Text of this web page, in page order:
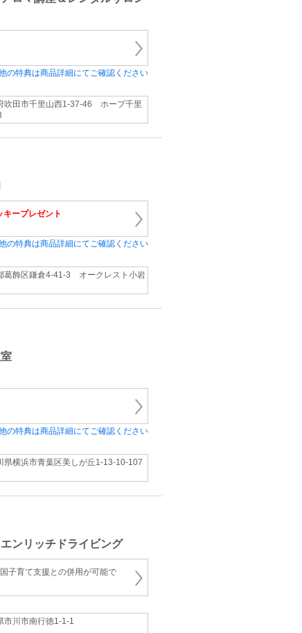
の特典は商品詳細にてご確認ください
吹田市千里山西1-37-46 ホープ千里
キープレゼント
の特典は商品詳細にてご確認ください
葛飾区鎌倉4-41-3 オークレスト小岩
の特典は商品詳細にてご確認ください
県横浜市青葉区美しが丘1-13-10-107
ンリッチドライビング
子育て支援との併用が可能で
市川市南行徳1-1-1